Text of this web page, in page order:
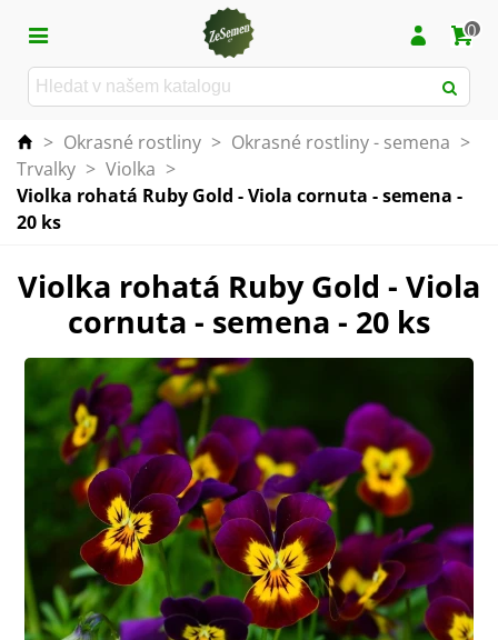
0
> Okrasné rostliny > Okrasné rostliny - semena >
Trvalky > Violka >
Violka rohatá Ruby Gold - Viola cornuta - semena -
20 ks
Violka rohatá Ruby Gold - Viola
cornuta - semena - 20 ks